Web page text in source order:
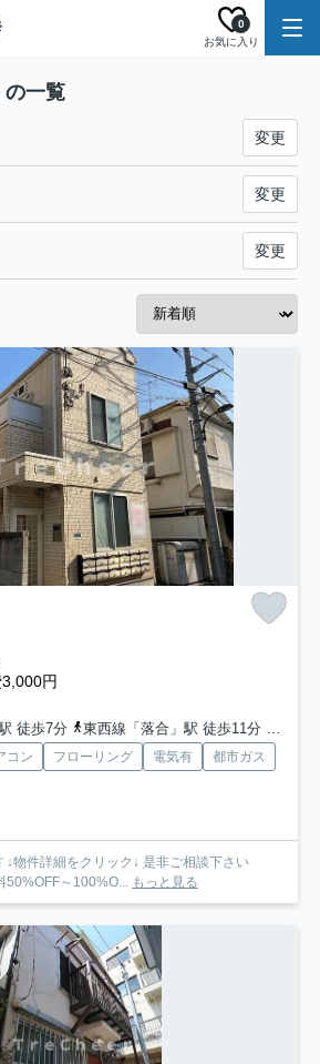
お気に入り
0
の一覧
変更
変更
変更
円
徒歩7分
東西線「落合」駅 徒歩11分 総武
コン フローリング 電気有
都市ガス
↓物件詳細をクリック↓ 是非ご相談下さい
～100%O... もっと見る